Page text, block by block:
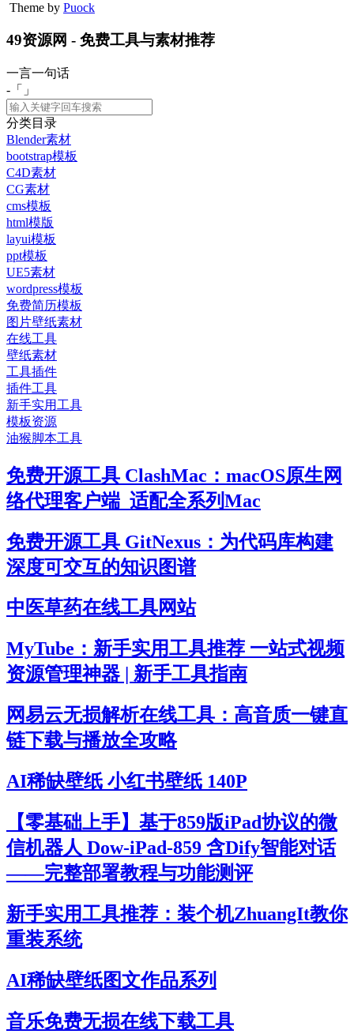
Theme by Puock
49资源网 - 免费工具与素材推荐
一言一句话
-「
」
分类目录
Blender素材
bootstrap模板
C4D素材
CG素材
cms模板
html模版
layui模板
ppt模板
UE5素材
wordpress模板
免费简历模板
图片壁纸素材
在线工具
壁纸素材
工具插件
插件工具
新手实用工具
模板资源
油猴脚本工具
免费开源工具 ClashMac：macOS原生网
络代理客户端_适配全系列Mac
免费开源工具 GitNexus：为代码库构建
深度可交互的知识图谱
中医草药在线工具网站
MyTube：新手实用工具推荐 一站式视频
资源管理神器 | 新手工具指南
网易云无损解析在线工具：高音质一键直
链下载与播放全攻略
AI稀缺壁纸 小红书壁纸 140P
【零基础上手】基于859版iPad协议的微
信机器人 Dow-iPad-859 含Dify智能对话
——完整部署教程与功能测评
新手实用工具推荐：装个机ZhuangIt教你
重装系统
AI稀缺壁纸图文作品系列
音乐免费无损在线下载工具